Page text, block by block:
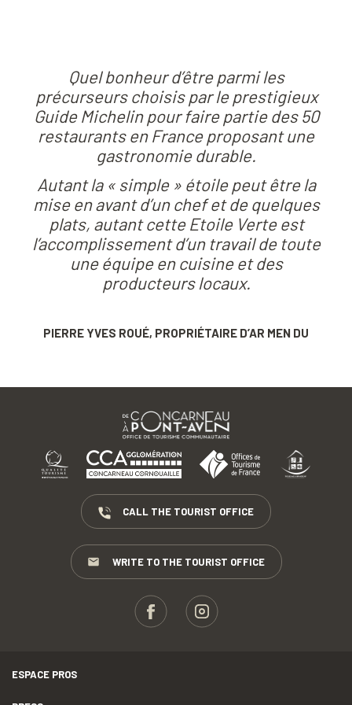
Quel bonheur d’être parmi les
précurseurs choisis par le prestigieux
Guide Michelin pour faire partie des 50
restaurants en France proposant une
gastronomie durable.
Autant la « simple » étoile peut être la
mise en avant d’un chef et de quelques
plats, autant cette Etoile Verte est
l’accomplissement d’un travail de toute
une équipe en cuisine et des
producteurs locaux.
PIERRE YVES ROUÉ, PROPRIÉTAIRE D’AR MEN DU
CALL THE TOURIST OFFICE
WRITE TO THE TOURIST OFFICE
ESPACE PROS